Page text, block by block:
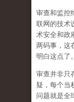
审查和监控
联网的技术
术安全和政
两码事，这
明白这点了。
审查并非只
疑，每个当
问题就是全